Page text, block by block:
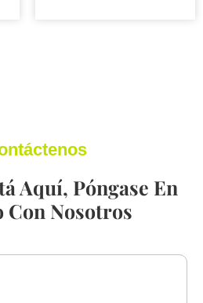
Aquí, Póngase En
Con Nosotros